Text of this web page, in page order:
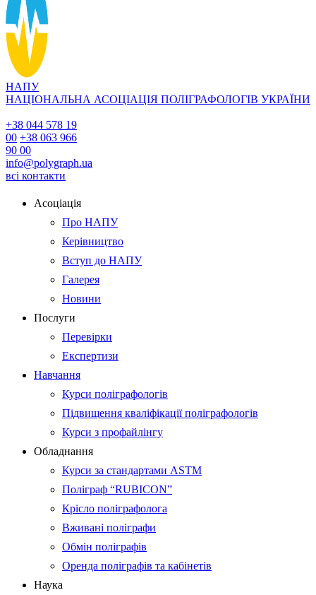
НАПУ
НАЦІОНАЛЬНА АСОЦІАЦІЯ ПОЛІГРАФОЛОГІВ УКРАЇНИ
+38 044 578 19
00 +38 063 966
90 00
info@polygraph.ua
всі контакти
Асоціація
Про НАПУ
Керівництво
Вступ до НАПУ
Галерея
Новини
Послуги
Перевірки
Експертизи
Навчання
Курси поліграфологів
Підвищення кваліфікації поліграфологів
Курси з профайлінгу
Обладнання
Курси за стандартами ASTM
Поліграф “RUBICON”
Крісло поліграфолога
Вживані поліграфи
Обмін поліграфів
Оренда поліграфів та кабінетів
Наука